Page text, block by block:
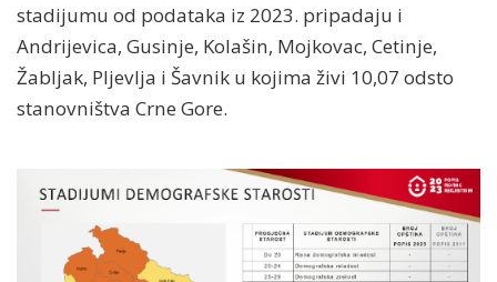
stadijumu od podataka iz 2023. pripadaju i
Andrijevica, Gusinje, Kolašin, Mojkovac, Cetinje,
Žabljak, Pljevlja i Šavnik u kojima živi 10,07 odsto
stanovništva Crne Gore.